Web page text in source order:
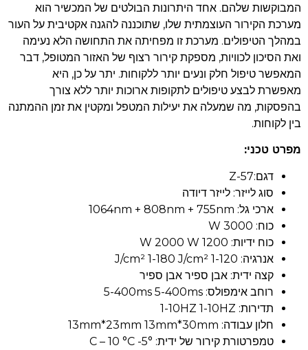
המבוקשות שלהם. אחד היתרונות הבולטים של המכשיר הוא
מערכת הקירור העוצמתית שלו, שתוכננה להגנה אקטיבית על העור
במהלך הטיפולים. מערכת זו מפחיתה את התחושה הלא נעימה
ואת הסיכון לכוויות, מספקת קירור רצוף של האזור המטופל, דבר
המאפשר טיפול חלק ונעים יותר ללקוחות. יתר על כן, היא
מאפשרת לבצע טיפולים לתקופות ארוכות יותר ללא צורך
בהפסקות, מה שמעלה את יעילות המטפל ומקטין את זמן ההמתנה
בין לקוחות.
מפרט טכני:
דגם:Z-57
סוג לייזר: לייזר דיודה
ארכי גל: 1064nm + 808nm + 755nm
כוח: 3000 W
כוח ידיות: 1200 W 2000 W
אנרגיה: 1-120 J/cm² 1-180 J/cm²
קצה ידית: אבן ספיר אבן ספיר
רוחב אימפולס: 5-400ms 5-400ms
תדירות: 1-10HZ 1-10HZ
חלון עבודה: 13mm*23mm 13mm*30mm
טמפרטורת קירור של ידית: °C – 10 °C -5